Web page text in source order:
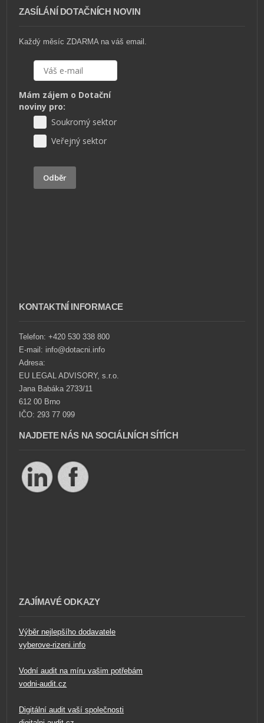
ZASÍLÁNÍ DOTAČNÍCH NOVIN
Každý měsíc ZDARMA na váš email.
Mám zájem o Dotační
noviny pro:
Soukromý sektor
Veřejný sektor
Odběr
KONTAKTNÍ INFORMACE
Telefon: +420 530 338 800
E-mail: info@dotacni.info
Adresa:
EU LEGAL ADVISORY, s.r.o.
Jana Babáka 2733/11
612 00 Brno
IČO: 293 77 099
NAJDETE NÁS NA SOCIÁLNÍCH SÍTÍCH
ZAJÍMAVÉ ODKAZY
Výběr nejlepšího dodavatele
vyberove-rizeni.info
Vodní audit na míru vašim potřebám
vodni-audit.cz
Digitální audit vaší společnosti